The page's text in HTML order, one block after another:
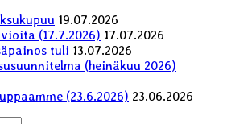
19.07.2026
(17.7.2026) 17.07.2026
tuli 13.07.2026
(heinäkuu 2026)
(23.6.2026) 23.06.2026